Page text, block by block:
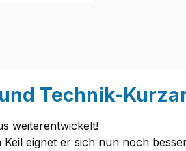
Technik-
weiterentwickelt!
eignet er sich nun noch